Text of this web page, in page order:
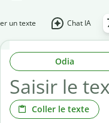
un texte Chat IA
Odia
Coller le texte